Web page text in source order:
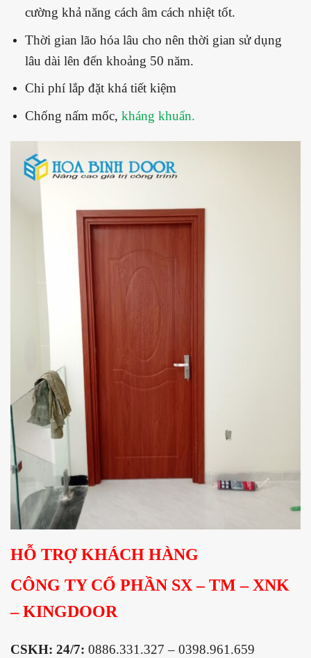
cường khả năng cách âm cách nhiệt tốt.
Thời gian lão hóa lâu cho nên thời gian sử dụng
lâu dài lên đến khoảng 50 năm.
Chi phí lắp đặt khá tiết kiệm
Chống nấm mốc, kháng khuẩn.
HỖ TRỢ KHÁCH HÀNG
CÔNG TY CỔ PHẦN SX – TM – XNK
– KINGDOOR
CSKH: 24/7: 0886.331.327 – 0398.961.659